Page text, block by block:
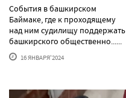
События в башкирском
Баймаке, где к проходящему
над ним судилищу поддержать
башкирского общественно......
16 ЯНВАРЯ'2024